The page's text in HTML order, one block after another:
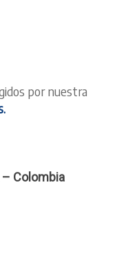
por nuestra
Colombia